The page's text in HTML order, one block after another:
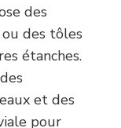
des
des tôles
étanches.
et des
pour